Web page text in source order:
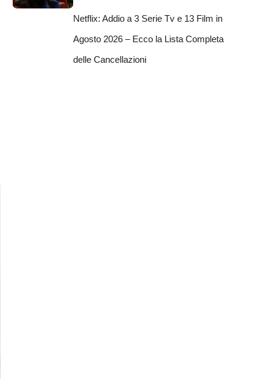
Netflix: Addio a 3 Serie Tv e 13 Film in
Agosto 2026 – Ecco la Lista Completa
delle Cancellazioni